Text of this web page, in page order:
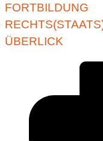
FORTBILDUNG
ÜBERLICK